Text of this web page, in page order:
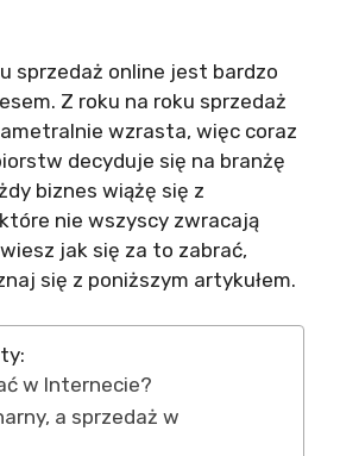
sprzedaż online jest bardzo
Z roku na roku sprzedaż
wzrasta, więc coraz
decyduje się na branżę
biznes wiążę się z
nie wszyscy zwracają
jak się za to zabrać,
się z poniższym artykułem.
w Internecie?
a sprzedaż w